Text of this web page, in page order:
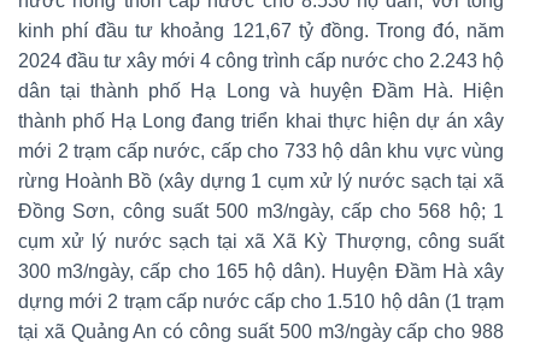
kinh phí đầu tư khoảng 121,67 tỷ đồng. Trong đó, năm
2024 đầu tư xây mới 4 công trình cấp nước cho 2.243 hộ
dân tại thành phố Hạ Long và huyện Đầm Hà. Hiện
thành phố Hạ Long đang triển khai thực hiện dự án xây
mới 2 trạm cấp nước, cấp cho 733 hộ dân khu vực vùng
rừng Hoành Bồ (xây dựng 1 cụm xử lý nước sạch tại xã
Đồng Sơn, công suất 500 m3/ngày, cấp cho 568 hộ; 1
cụm xử lý nước sạch tại xã Xã Kỳ Thượng, công suất
300 m3/ngày, cấp cho 165 hộ dân). Huyện Đầm Hà xây
dựng mới 2 trạm cấp nước cấp cho 1.510 hộ dân (1 trạm
tại xã Quảng An có công suất 500 m3/ngày cấp cho 988